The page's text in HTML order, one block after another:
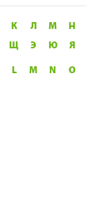
К Л М
Н
Щ Э Ю Я
L M N
O